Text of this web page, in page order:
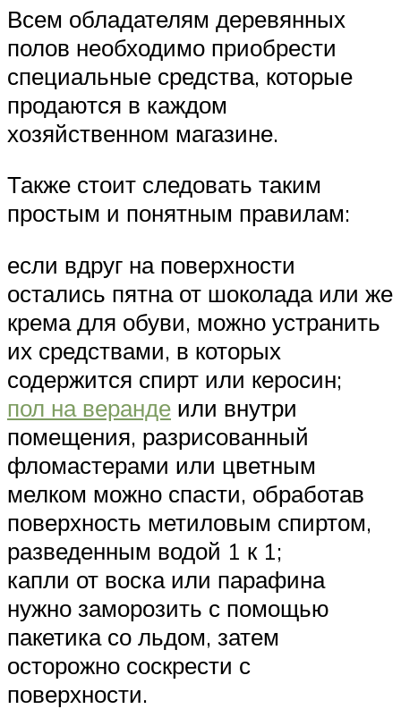
Всем обладателям деревянных
полов необходимо приобрести
специальные средства, которые
продаются в каждом
хозяйственном магазине.
Также стоит следовать таким
простым и понятным правилам:
если вдруг на поверхности
остались пятна от шоколада или же
крема для обуви, можно устранить
их средствами, в которых
содержится спирт или керосин;
пол на веранде или внутри
помещения, разрисованный
фломастерами или цветным
мелком можно спасти, обработав
поверхность метиловым спиртом,
разведенным водой 1 к 1;
капли от воска или парафина
нужно заморозить с помощью
пакетика со льдом, затем
осторожно соскрести с
поверхности.